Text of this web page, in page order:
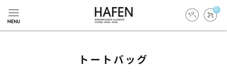
0
トートバッグ